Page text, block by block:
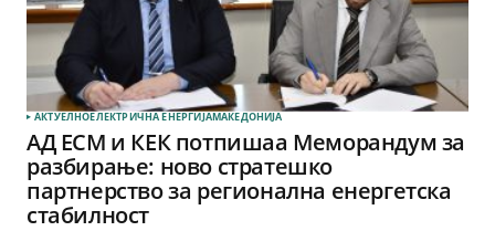
АКТУЕЛНОЕЛЕКТРИЧНА ЕНЕРГИЈАМАКЕДОНИЈА
АД ЕСМ и КЕК потпишаа Меморандум за
разбирање: ново стратешко
партнерство за регионална енергетска
стабилност